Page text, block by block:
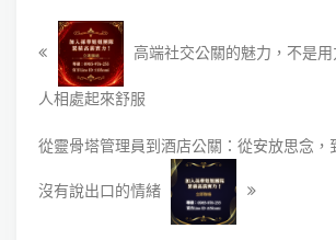
高端社交公關的魅力，不是
人相處起來舒服
從靈骨塔管理員到酒店公關：從安放思念，
沒有說出口的情緒